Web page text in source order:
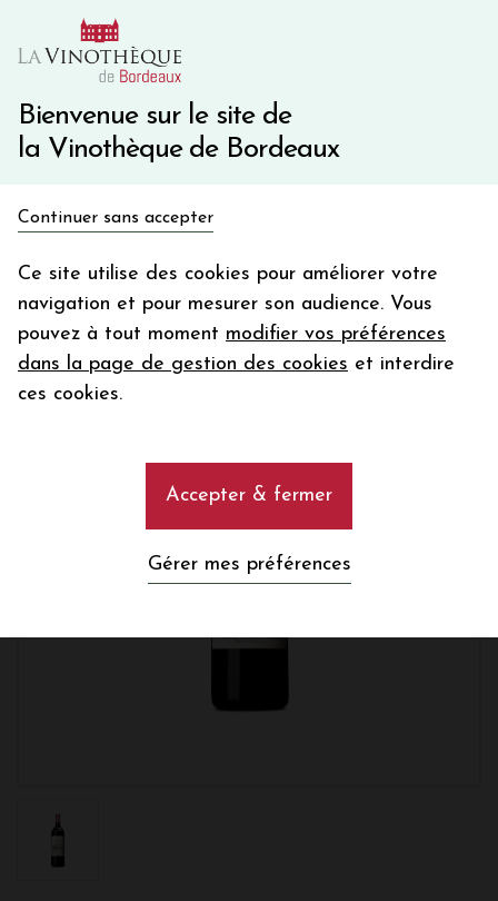
Bienvenue sur le site de
la Vinothèque de Bordeaux
Continuer sans accepter
Ce site utilise des cookies pour améliorer votre
navigation et pour mesurer son audience. Vous
pouvez à tout moment modifier vos préférences
dans la page de gestion des cookies et interdire
ces cookies.
Accepter & fermer
Gérer mes préférences
10€ de remise immédiate sur votre première commande
Une question ?
LA CHAPELLE DE LA MISSION HAUT-BRION
en bon d'achat
Votre
email
En m’abonnant, j’accepte de recevoir la newsletter de la